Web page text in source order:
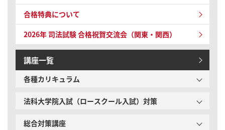
合格特典について
2026年 司法試験合格祝賀交流会（関東・関西）
講座一覧
各種カリキュラム
法科大学院入試（ロースクール入試）対策
総合対策講座